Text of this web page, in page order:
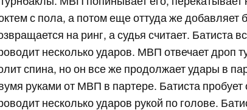
с пола, а потом еще оттуда же добавляет
на ринг, а судья считает. Батиста
несколько ударов. МВП отвечает дроп
спина, но он все же продолжает удары в
руками от МВП в партере. Батиста
несколько ударов рукой по голове.